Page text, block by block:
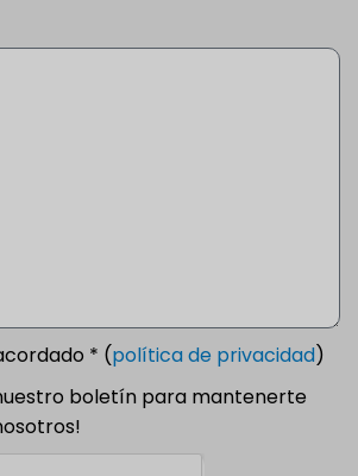
* (política de privacidad)
boletín para mantenerte